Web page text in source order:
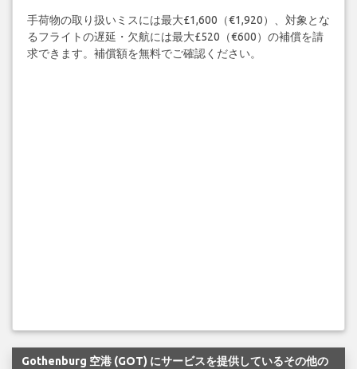
手荷物の取り扱いミスには最大£1,600（€1,920）、対象とな
るフライトの遅延・欠航には最大£520（€600）の補償を請
求できます。補償額を無料でご確認ください。
Gothenburg 空港 (GOT) にサービスを提供しているその他の